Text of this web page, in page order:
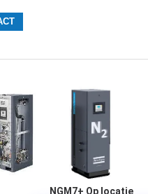
NGM7+ Op locatie